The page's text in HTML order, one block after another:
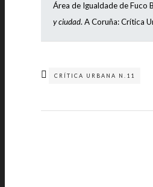
Área de Igualdade de Fuco
y ciudad. A Coruña: Crítica
CRÍTICA URBANA N.11